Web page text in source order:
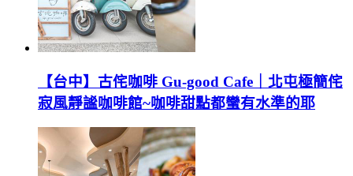
【台中】古侘咖啡 Gu-good Cafe｜北屯極簡侘
寂風靜謐咖啡館~咖啡甜點都蠻有水準的耶